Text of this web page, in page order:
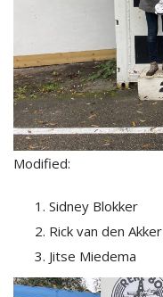
Modified:
Sidney Blokker
Rick van den Akker
Jitse Miedema